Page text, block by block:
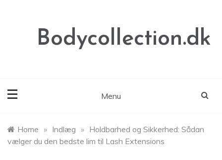
Bodycollection.dk
Menu
Home » Indlæg » Holdbarhed og Sikkerhed: Sådan
vælger du den bedste lim til Lash Extensions